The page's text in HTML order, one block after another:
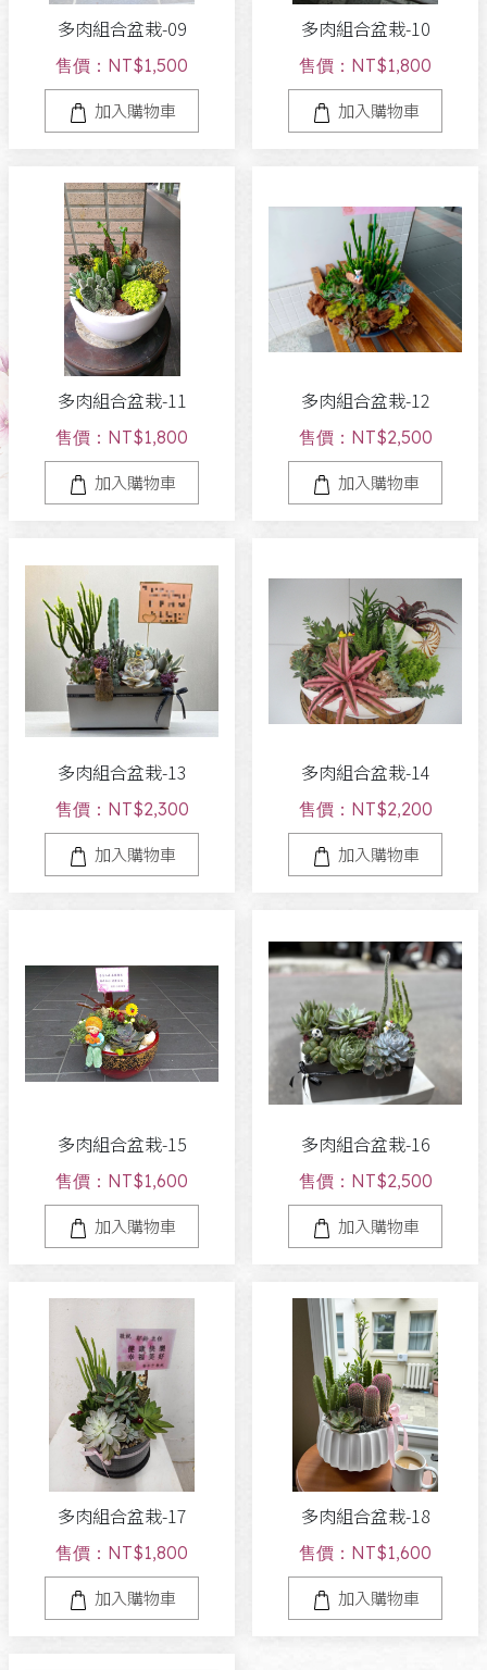
多肉組合盆栽-09
售價：NT$1,500
加入購物車
多肉組合盆栽-10
售價：NT$1,800
加入購物車
多肉組合盆栽-11
售價：NT$1,800
加入購物車
多肉組合盆栽-12
售價：NT$2,500
加入購物車
多肉組合盆栽-13
售價：NT$2,300
加入購物車
多肉組合盆栽-14
售價：NT$2,200
加入購物車
多肉組合盆栽-15
售價：NT$1,600
加入購物車
多肉組合盆栽-16
售價：NT$2,500
加入購物車
多肉組合盆栽-17
售價：NT$1,800
加入購物車
多肉組合盆栽-18
售價：NT$1,600
加入購物車